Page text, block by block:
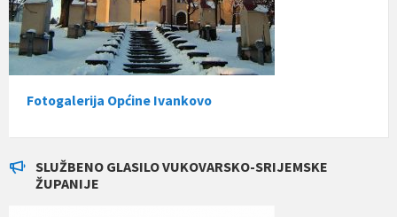
Fotogalerija Općine Ivankovo
SLUŽBENO GLASILO VUKOVARSKO-SRIJEMSKE
ŽUPANIJE